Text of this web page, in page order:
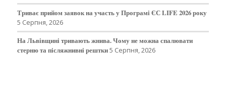
Триває прийом заявок на участь у Програмі ЄС LIFE 2026 року
5 Серпня, 2026
На Львівщині тривають жнива. Чому не можна спалювати
стерню та післяжнивні рештки5 Серпня, 2026